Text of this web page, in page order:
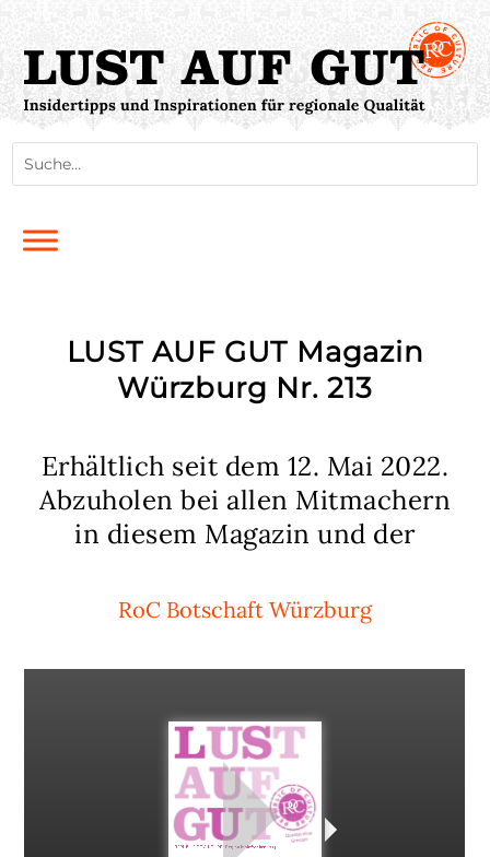
LUST AUF GUT Magazin
Würzburg Nr. 213
Erhältlich seit dem 12. Mai 2022.
Abzuholen bei allen Mitmachern
in diesem Magazin und der
RoC Botschaft Würzburg